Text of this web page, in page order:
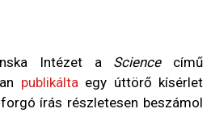
Intézet a Sciencecímű
publikáltaegy úttörő kísérlet
írás részletesen beszámol